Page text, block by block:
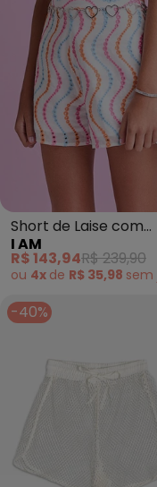
Short de Laise com
Ondas Coloridas
(Branco)
I AM
R$ 143,94R$ 239,90
ou 4x de R$ 35,98 sem
-40%